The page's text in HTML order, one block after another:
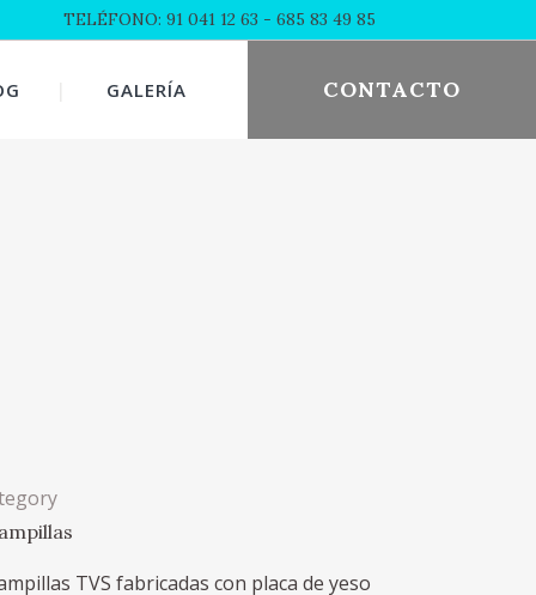
TELÉFONO: 91 041 12 63 - 685 83 49 85
CONTACTO
GALERÍA
TVS fabricadas con placa de yeso